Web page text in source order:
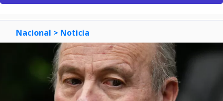
Nacional > Noticia